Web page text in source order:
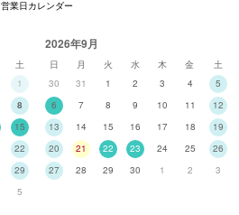
営業日カレンダー
土
1
8
15
22
29
5
2026年9月
日 月 火 水 木 金
土
30
31 1 2 3 4
5
6
7 8 9 10 11
12
13
14 15 16 17 18
19
20
21 22 23 24 25
26
27
28 29 30 1 2 3